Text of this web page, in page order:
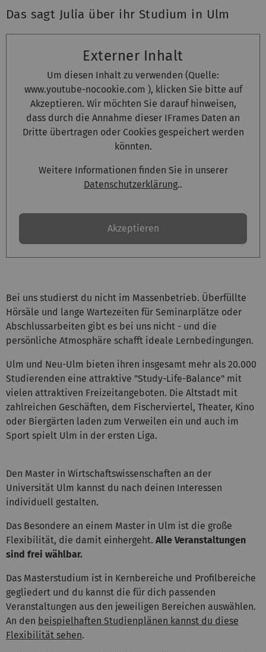
Das sagt Julia über ihr Studium in Ulm
Externer Inhalt
Um diesen Inhalt zu verwenden (Quelle:
www.youtube-nocookie.com ), klicken Sie bitte auf
Akzeptieren. Wir möchten Sie darauf hinweisen,
dass durch die Annahme dieser IFrames Daten an
Dritte übertragen oder Cookies gespeichert werden
könnten.
Weitere Informationen finden Sie in unserer
Datenschutzerklärung..
Akzeptieren
Bei uns studierst du nicht im Massenbetrieb. Überfüllte
Hörsäle und lange Wartezeiten für Seminarplätze oder
Abschlussarbeiten gibt es bei uns nicht - und die
persönliche Atmosphäre schafft ideale Lernbedingungen.
Ulm und Neu-Ulm bieten ihren insgesamt mehr als 20.000
Studierenden eine attraktive "Study-Life-Balance" mit
vielen attraktiven Freizeitangeboten. Die Altstadt mit
zahlreichen Geschäften, dem Fischerviertel, Theater, Kino
oder Biergärten laden zum Verweilen ein und auch im
Sport spielt Ulm in der ersten Liga.
Den Master in Wirtschaftswissenschaften an der
Universität Ulm kannst du nach deinen Interessen
individuell gestalten.
Das Besondere an einem Master in Ulm ist die große
Flexibilität, die damit einhergeht. Alle Veranstaltungen
sind frei wählbar.
Das Masterstudium ist in Kernbereiche und Profilbereiche
gegliedert und du kannst die für dich passenden
Veranstaltungen aus den jeweiligen Bereichen auswählen.
An den beispielhaften Studienplänen kannst du diese
Flexibilität sehen.